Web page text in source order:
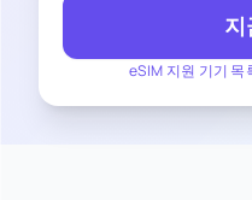
eSIM 지원 기기 목
지